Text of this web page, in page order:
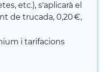
etc.), s'aplicarà el
de trucada, 0,20 €,
i tarifacions